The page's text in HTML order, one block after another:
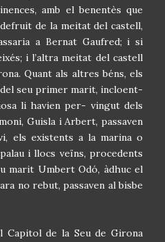
amb el benentès que
de la meitat del castell,
a Bernat Gaufred; i si
i l’altra meitat del castell
Quant als altres béns, els
seu primer marit, incloent-
li havien per- vingut dels
Guisla i Arbert, passaven
els existents a la marina o
i llocs veïns, procedents
marit Umbert Odó, àdhuc el
no rebut, passaven al bisbe
Capitol de la Seu de Girona